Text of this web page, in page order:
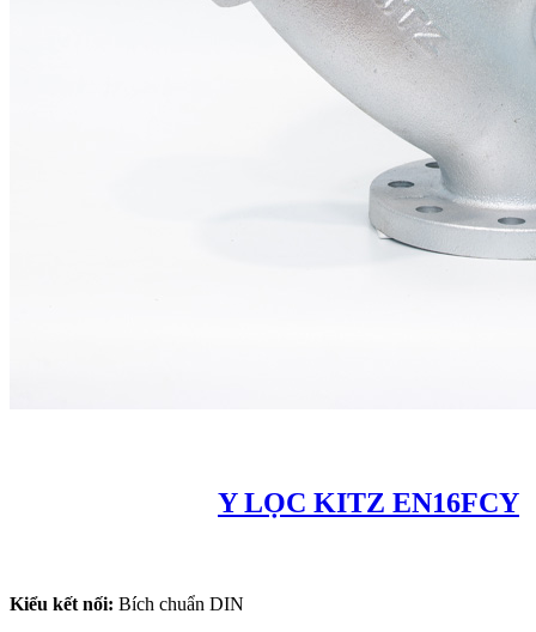
Y LỌC KITZ EN16FCY
Kiểu kết nối: Bích chuẩn DIN